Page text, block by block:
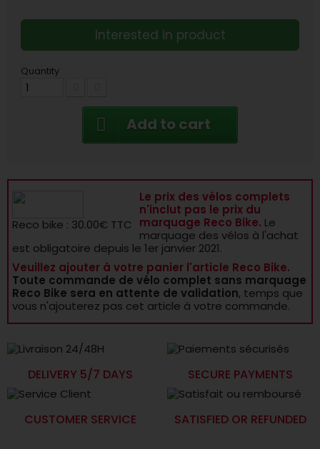
Interested in product
Quantity
Add to cart
Reco bike : 30.00€ TTC
Le prix des vélos complets
n'inclut pas le prix du
marquage Reco Bike. Le
marquage des vélos à l'achat
est obligatoire depuis le 1er janvier 2021.
Veuillez ajouter à votre panier l'article Reco Bike.
Toute commande de vélo complet sans marquage
Reco Bike sera en attente de validation, temps que
vous n'ajouterez pas cet article à votre commande.
DELIVERY 5/7 DAYS SECURE PAYMENTS
CUSTOMER SERVICE SATISFIED OR REFUNDED